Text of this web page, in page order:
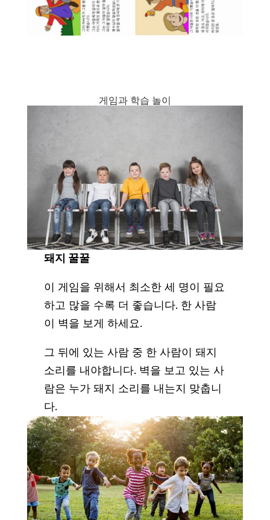
게임과 학습 놀이
돼지 꿀꿀
이 게임을 위해서 최소한 세 명이 필요
하고 많을 수록 더 좋습니다. 한 사람
이 벽을 보게 하세요.
그 뒤에 있는 사람 중 한 사람이 돼지
소리를 내야합니다. 벽을 보고 있는 사
람은 누가 돼지 소리를 내는지 맞춥니
다.